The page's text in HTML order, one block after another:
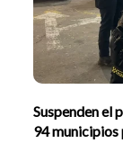
Suspenden el
94 municipios